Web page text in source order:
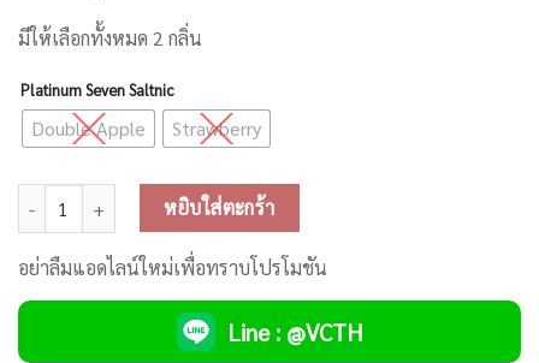
มีให้เลือกทั้งหมด 2 กลิ่น
Platinum Seven Saltnic
Double Apple Strawberry
จำนวน Platinum Seven Saltnic ชิ้น
หยิบใส่ตะกร้า
อย่าลืมแอดไลน์ใหม่เพื่อทราบโปรโมชัน
Line : @VCTH